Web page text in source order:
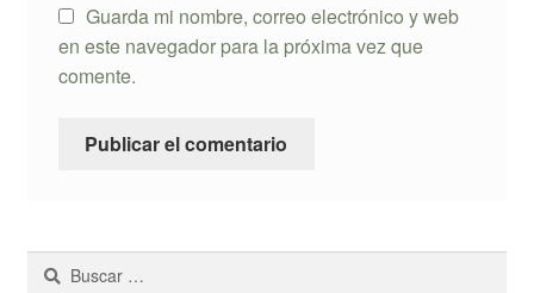
Guarda mi nombre, correo electrónico y web
en este navegador para la próxima vez que
comente.
Buscar: